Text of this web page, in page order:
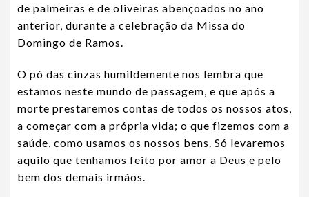
de palmeiras e de oliveiras abençoados no ano
anterior, durante a celebração da Missa do
Domingo de Ramos.
O pó das cinzas humildemente nos lembra que
estamos neste mundo de passagem, e que após a
morte prestaremos contas de todos os nossos atos,
a começar com a própria vida; o que fizemos com a
saúde, como usamos os nossos bens. Só levaremos
aquilo que tenhamos feito por amor a Deus e pelo
bem dos demais irmãos.